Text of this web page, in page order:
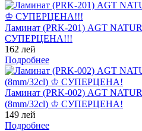
Ламинат (PRK-201) AGT
СУПЕРЦЕНА!!!
162 лей
Подробнее
Ламинат (PRK-002) AGT
(8mm/32cl) ♔ СУПЕРЦЕНА!
149 лей
Подробнее